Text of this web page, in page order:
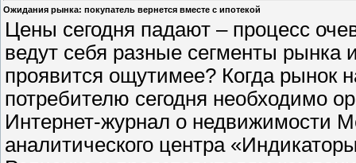
Ожидания рынка: покупатель вернется вместе с ипотекой
Цены сегодня падают – процесс
ведут себя разные сегменты рынка
проявится ощутимее? Когда рынок
потребителю сегодня необходимо
Интернет-журнал о недвижимости
аналитического центра